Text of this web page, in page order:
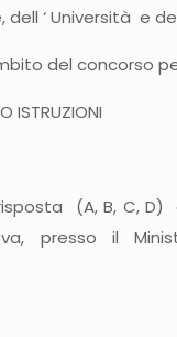
dell ‘ Università e
del concorso
ISTRUZIONI
(A, B, C,
presso il